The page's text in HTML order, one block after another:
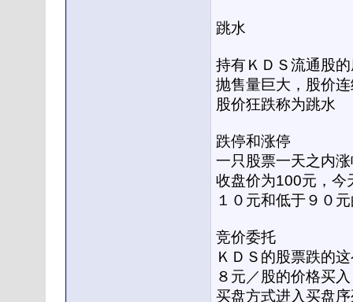
跳水
持有ＫＤＳ流通股
抛售量巨大，股价
股价狂跌称为跳水
跌停和涨停
一只股票一天之内
收盘价为100元，今
１０元和低于９０
竞价委托
ＫＤＳ的股票跌的
８元／股的价格买
买盘方式进入买盘